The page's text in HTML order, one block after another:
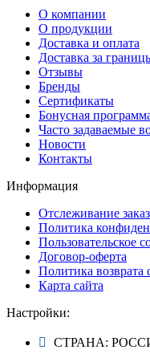
О компании
О продукции
Доставка и оплата
Доставка за
Отзывы
Бренды
Сертификаты
Бонусная
Часто задаваемые
Новости
Контакты
Информация
Отслеживание
Политика
Пользовательское
Договор-оферта
Политика возврата
Карта сайта
Настройки:
СТРАНА: